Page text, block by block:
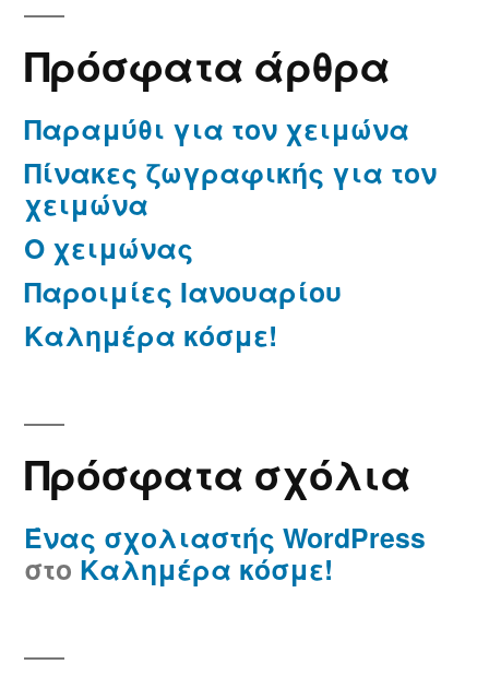
Πρόσφατα άρθρα
Παραμύθι για τον χειμώνα
Πίνακες ζωγραφικής για τον
χειμώνα
Ο χειμώνας
Παροιμίες Ιανουαρίου
Καλημέρα κόσμε!
Πρόσφατα σχόλια
Ένας σχολιαστής WordPress
στο Καλημέρα κόσμε!